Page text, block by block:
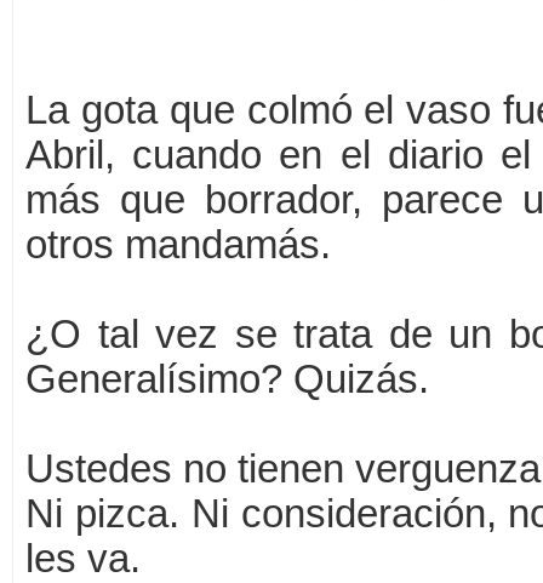
La gota que colmó el vaso
Abril, cuando en el diario
más que borrador, parece
otros mandamás.
¿O tal vez se trata de un
Generalísimo? Quizás.
Ustedes no tienen
Ni pizca. Ni consideración,
les va.